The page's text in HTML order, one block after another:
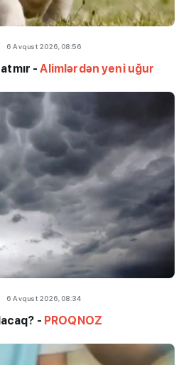
6 Avqust 2026, 08:56
-Alimlərdən yeni uğur
6 Avqust 2026, 08:34
- PROQNOZ